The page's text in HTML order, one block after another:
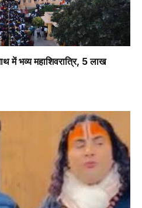
में भव्य महाशिवरात्रि, 5 लाख